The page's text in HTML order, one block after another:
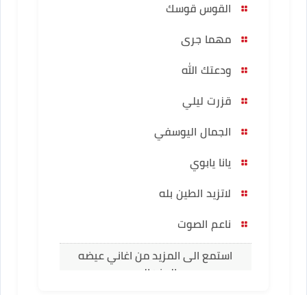
القوس قوسك
مهما جرى
ودعتك الله
قزرت ليلي
الجمال اليوسفي
يانا يابوي
لاتزيد الطين بله
ناعم الصوت
استمع الى المزيد من اغاني عيضه
المنهالي